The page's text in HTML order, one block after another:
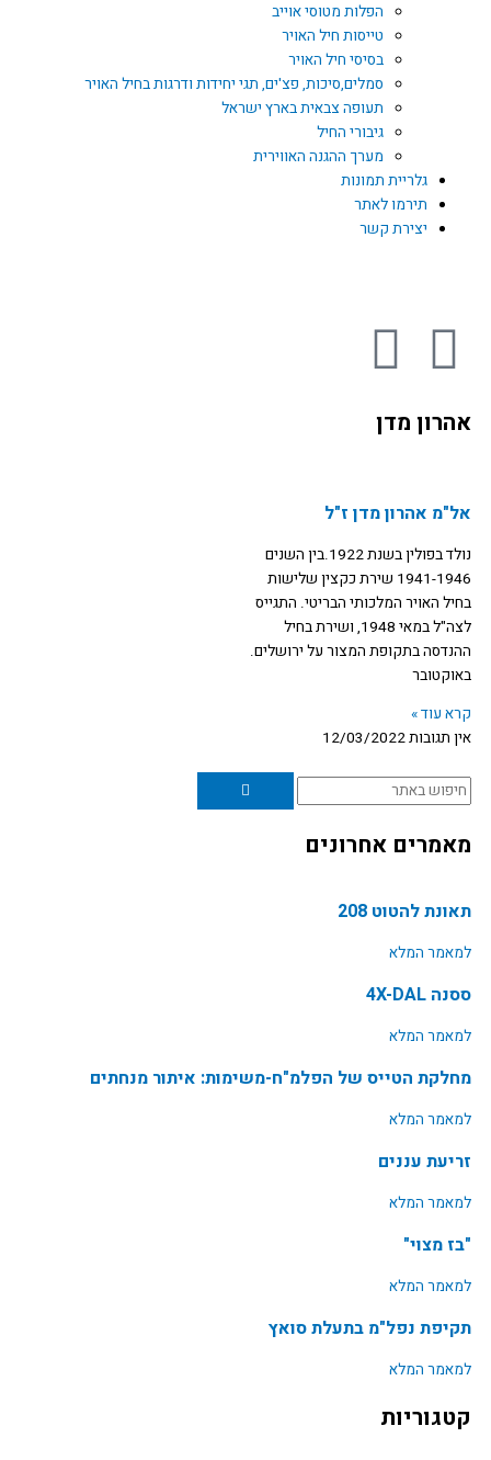
הפלות מטוסי אוייב
טייסות חיל האויר
בסיסי חיל האויר
סמלים,סיכות, פצ'ים, תגי יחידות ודרגות בחיל האויר
תעופה צבאית בארץ ישראל
גיבורי החיל
מערך ההגנה האווירית
גלריית תמונות
תירמו לאתר
יצירת קשר
F
a
c
e
b
o
o
k
Y
o
u
t
u
b
e
אהרון מדן
אל"מ אהרון מדן ז"ל
נולד בפולין בשנת 1922.בין השנים
1941-1946 שירת כקצין שלישות
בחיל האויר המלכותי הבריטי. התגייס
לצה"ל במאי 1948, ושירת בחיל
ההנדסה בתקופת המצור על ירושלים.
באוקטובר
קרא עוד »
אין תגובות12/03/2022
חיפוש
מאמרים אחרונים
תאונת להטוט 208
למאמר המלא
ססנה 4X-DAL
למאמר המלא
מחלקת הטייס של הפלמ"ח-משימות: איתור מנחתים
למאמר המלא
זריעת עננים
למאמר המלא
"בז מצוי"
למאמר המלא
תקיפת נפל"מ בתעלת סואץ
למאמר המלא
קטגוריות